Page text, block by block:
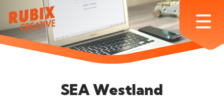
main
content
Menu
SEA Westland